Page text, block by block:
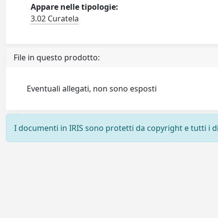
Appare nelle tipologie:
3.02 Curatela
File in questo prodotto:
Eventuali allegati, non sono esposti
I documenti in IRIS sono protetti da copyright e tutti i